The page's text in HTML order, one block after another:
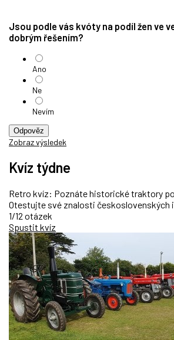
Jsou podle vás kvóty na podíl žen ve
dobrým řešením?
Ano
Ne
Nevím
Odpověz
Zobraz výsledek
Kvíz týdne
Retro kvíz: Poznáte historické traktory
Otestujte své znalosti československých
1/12 otázek
Spustit kvíz